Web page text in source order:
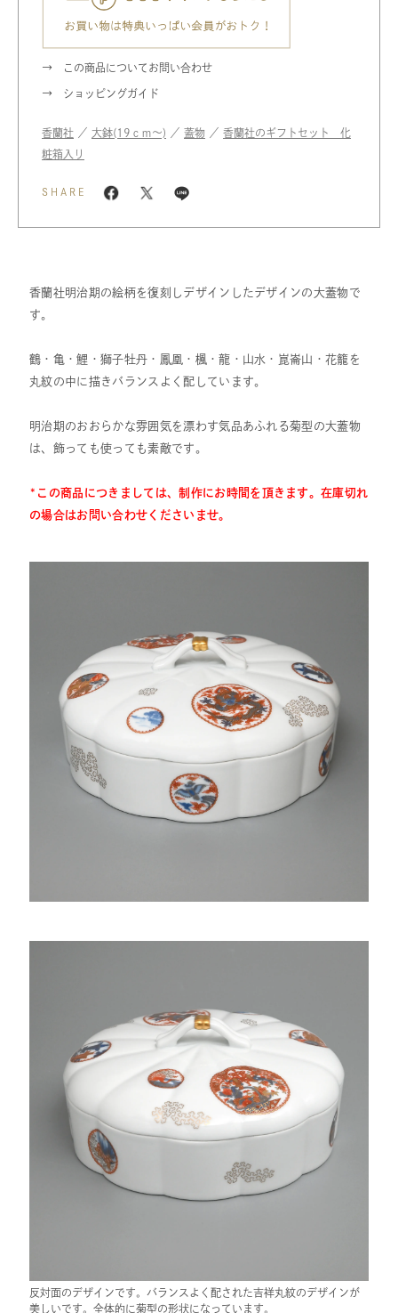
この商品についてお問い合わせ
ショッピングガイド
香蘭社 ／ 大鉢(19ｃｍ〜) ／ 蓋物 ／ 香蘭社のギフトセット 化
粧箱入り
SHARE
香蘭社明治期の絵柄を復刻しデザインしたデザインの大蓋物で
す。
鶴・亀・鯉・獅子牡丹・鳳凰・楓・龍・山水・崑崙山・花籠を
丸紋の中に描きバランスよく配しています。
明治期のおおらかな雰囲気を漂わす気品あふれる菊型の大蓋物
は、飾っても使っても素敵です。
* この商品につきましては、制作にお時間を頂きます。在庫切れ
の場合はお問い合わせくださいませ。
反対面のデザインです。バランスよく配された吉祥丸紋のデザインが
美しいです。全体的に菊型の形状になっています。